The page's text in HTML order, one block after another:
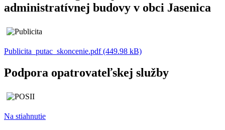
administratívnej budovy v obci Jasenica
Publicita_putac_skoncenie.pdf (449.98 kB)
Podpora opatrovateľskej služby
Na stiahnutie